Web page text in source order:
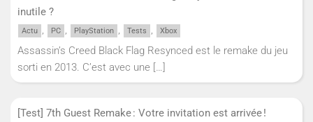
inutile ?
Actu , PC , PlayStation , Tests , Xbox
Assassin’s Creed Black Flag Resynced est le remake du jeu
sorti en 2013. C’est avec une […]
[Test] 7th Guest Remake : Votre invitation est arrivée !